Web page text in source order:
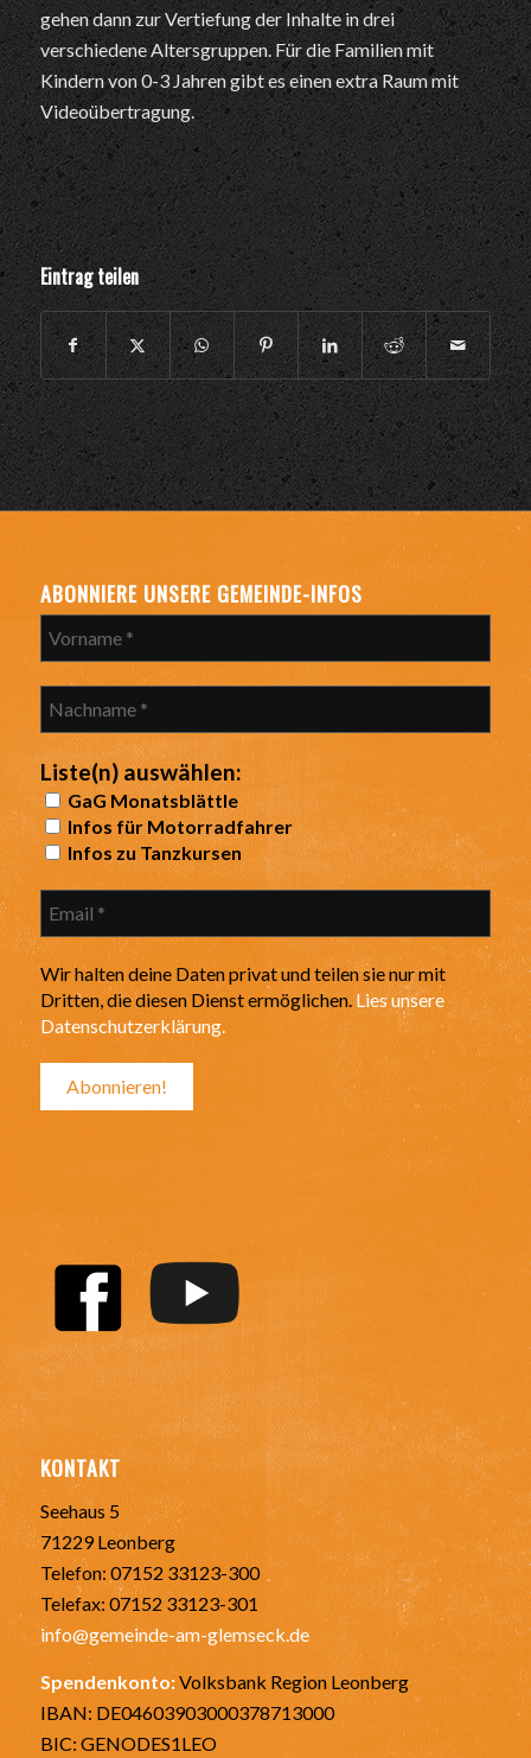
gehen dann zur Vertiefung der Inhalte in drei
verschiedene Altersgruppen. Für die Familien mit
Kindern von 0-3 Jahren gibt es einen extra Raum mit
Videoübertragung.
Eintrag teilen
ABONNIERE UNSERE GEMEINDE-INFOS
Liste(n) auswählen:
GaG Monatsblättle
Infos für Motorradfahrer
Infos zu Tanzkursen
Wir halten deine Daten privat und teilen sie nur mit
Dritten, die diesen Dienst ermöglichen. Lies unsere
Datenschutzerklärung.
KONTAKT
Seehaus 5
71229 Leonberg
Telefon: 07152 33123-300
Telefax: 07152 33123-301
info@gemeinde-am-glemseck.de
Spendenkonto:Volksbank Region Leonberg
IBAN: DE04603903000378713000
BIC: GENODES1LEO